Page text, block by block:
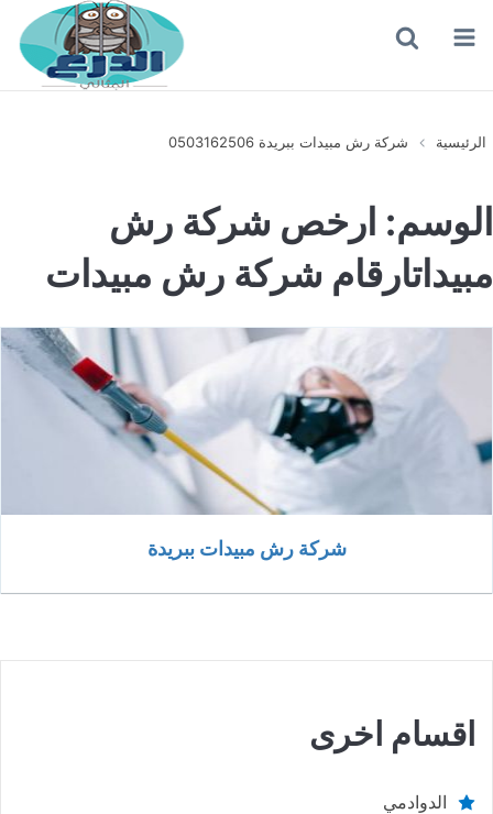
القائمة
الرئيسية شركة رش مبيدات ببريدة 0503162506
الوسم: ارخص شركة رش
مبيداتارقام شركة رش مبيدات
شركة رش مبيدات ببريدة
اقسام اخرى
الدوادمي